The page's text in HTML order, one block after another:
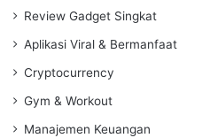
Review Gadget Singkat
Aplikasi Viral & Bermanfaat
Cryptocurrency
Gym & Workout
Manajemen Keuangan